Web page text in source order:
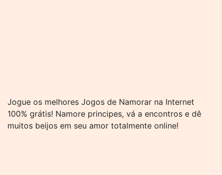
Jogue os melhores Jogos de Namorar na Internet
100% grátis! Namore principes, vá a encontros e dê
muitos beijos em seu amor totalmente online!